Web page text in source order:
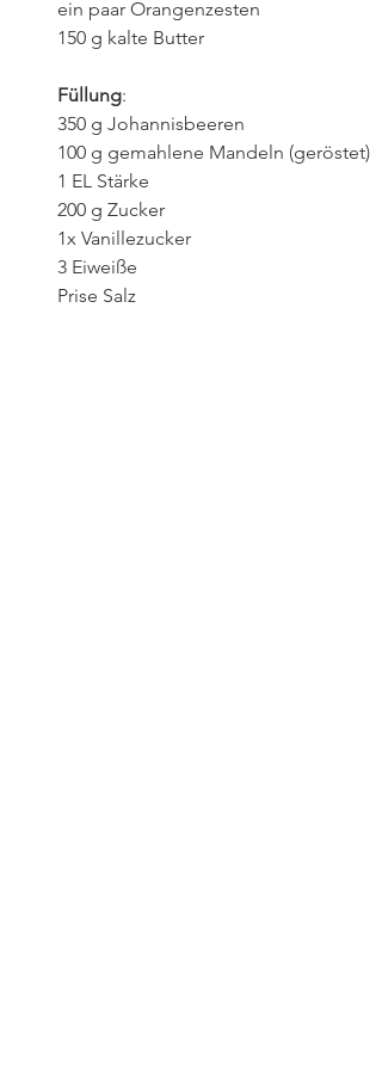
ein paar Orangenzesten
150 g kalte Butter
Füllung:
350 g Johannisbeeren
100 g gemahlene Mandeln (geröstet)
1 EL Stärke
200 g Zucker
1x Vanillezucker
3 Eiweiße
Prise Salz